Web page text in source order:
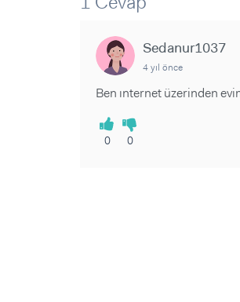
Sedanur1037
4 yıl önce
Ben ınternet üzerinden
0 0